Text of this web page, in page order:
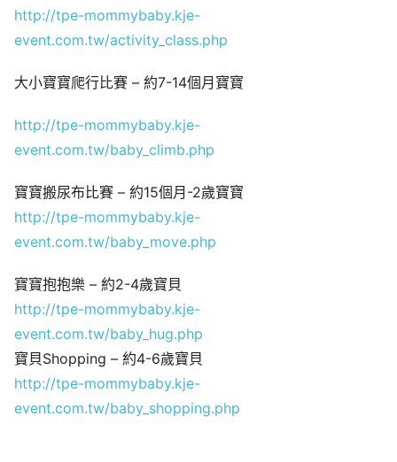
http://tpe-mommybaby.kje-
event.com.tw/activity_class.php
大小寶寶爬行比賽 – 約7-14個月寶寶
http://tpe-mommybaby.kje-
event.com.tw/baby_climb.php
寶寶搬尿布比賽 – 約15個月-2歲寶寶
http://tpe-mommybaby.kje-
event.com.tw/baby_move.php
寶寶抱抱樂 – 約2-4歲寶貝
http://tpe-mommybaby.kje-
event.com.tw/baby_hug.php
寶貝Shopping – 約4-6歲寶貝
http://tpe-mommybaby.kje-
event.com.tw/baby_shopping.php